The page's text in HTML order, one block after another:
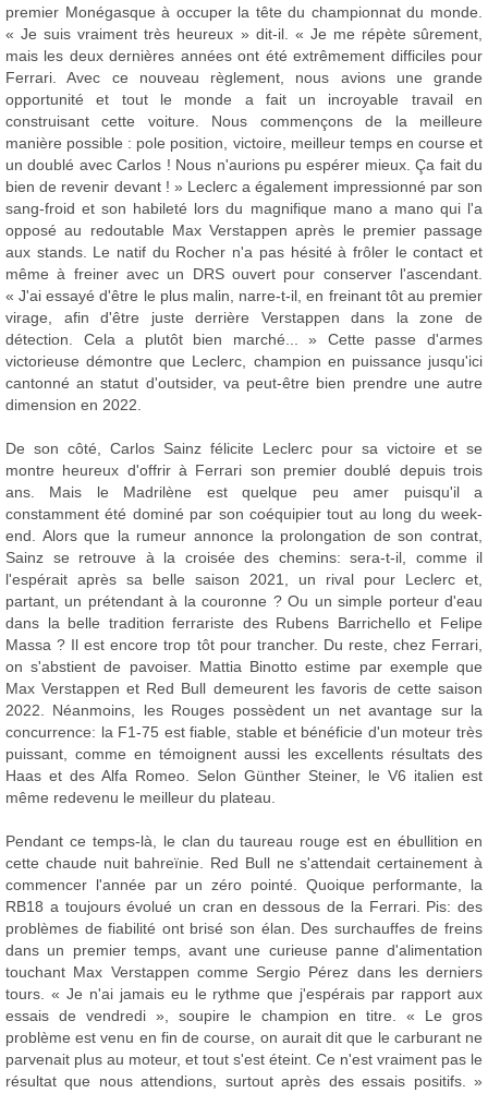
premier Monégasque à occuper la tête du championnat du monde.
« Je suis vraiment très heureux » dit-il. « Je me répète sûrement,
mais les deux dernières années ont été extrêmement difficiles pour
Ferrari. Avec ce nouveau règlement, nous avions une grande
opportunité et tout le monde a fait un incroyable travail en
construisant cette voiture. Nous commençons de la meilleure
manière possible : pole position, victoire, meilleur temps en course et
un doublé avec Carlos ! Nous n'aurions pu espérer mieux. Ça fait du
bien de revenir devant ! » Leclerc a également impressionné par son
sang-froid et son habileté lors du magnifique mano a mano qui l'a
opposé au redoutable Max Verstappen après le premier passage
aux stands. Le natif du Rocher n'a pas hésité à frôler le contact et
même à freiner avec un DRS ouvert pour conserver l'ascendant.
« J'ai essayé d'être le plus malin, narre-t-il, en freinant tôt au premier
virage, afin d'être juste derrière Verstappen dans la zone de
détection. Cela a plutôt bien marché... » Cette passe d'armes
victorieuse démontre que Leclerc, champion en puissance jusqu'ici
cantonné an statut d'outsider, va peut-être bien prendre une autre
dimension en 2022.
De son côté, Carlos Sainz félicite Leclerc pour sa victoire et se
montre heureux d'offrir à Ferrari son premier doublé depuis trois
ans. Mais le Madrilène est quelque peu amer puisqu'il a
constamment été dominé par son coéquipier tout au long du week-
end. Alors que la rumeur annonce la prolongation de son contrat,
Sainz se retrouve à la croisée des chemins: sera-t-il, comme il
l'espérait après sa belle saison 2021, un rival pour Leclerc et,
partant, un prétendant à la couronne ? Ou un simple porteur d'eau
dans la belle tradition ferrariste des Rubens Barrichello et Felipe
Massa ? Il est encore trop tôt pour trancher. Du reste, chez Ferrari,
on s'abstient de pavoiser. Mattia Binotto estime par exemple que
Max Verstappen et Red Bull demeurent les favoris de cette saison
2022. Néanmoins, les Rouges possèdent un net avantage sur la
concurrence: la F1-75 est fiable, stable et bénéficie d'un moteur très
puissant, comme en témoignent aussi les excellents résultats des
Haas et des Alfa Romeo. Selon Günther Steiner, le V6 italien est
même redevenu le meilleur du plateau.
Pendant ce temps-là, le clan du taureau rouge est en ébullition en
cette chaude nuit bahreïnie. Red Bull ne s'attendait certainement à
commencer l'année par un zéro pointé. Quoique performante, la
RB18 a toujours évolué un cran en dessous de la Ferrari. Pis: des
problèmes de fiabilité ont brisé son élan. Des surchauffes de freins
dans un premier temps, avant une curieuse panne d'alimentation
touchant Max Verstappen comme Sergio Pérez dans les derniers
tours. « Je n'ai jamais eu le rythme que j'espérais par rapport aux
essais de vendredi », soupire le champion en titre. « Le gros
problème est venu en fin de course, on aurait dit que le carburant ne
parvenait plus au moteur, et tout s'est éteint. Ce n'est vraiment pas le
résultat que nous attendions, surtout après des essais positifs. »